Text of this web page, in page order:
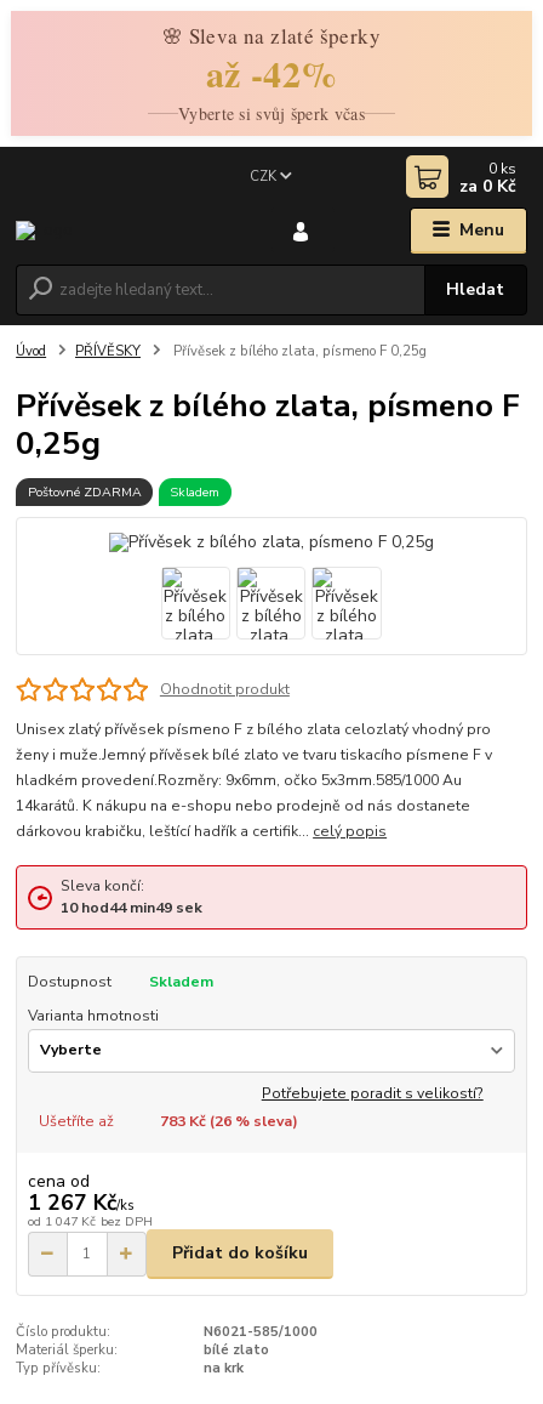
🌸 Sleva na zlaté šperky
až -42%
Vyberte si svůj šperk včas
Menu
CZK
Hledat
0 ks
za 0 Kč
Úvod PŘÍVĚSKY Přívěsek z bílého zlata, písmeno F 0,25g
Přívěsek z bílého zlata, písmeno F
0,25g
Poštovné ZDARMA Skladem
Ohodnotit produkt
Unisex zlatý přívěsek písmeno F z bílého zlata celozlatý vhodný pro
ženy i muže.Jemný přívěsek bílé zlato ve tvaru tiskacího písmene F v
hladkém provedení.Rozměry: 9x6mm, očko 5x3mm.585/1000 Au
14karátů. K nákupu na e-shopu nebo prodejně od nás dostanete
dárkovou krabičku, leštící hadřík a certifik... celý popis
Sleva končí:
10hod44min48sek
Dostupnost
Skladem
Varianta hmotnosti
Potřebujete poradit s velikostí?
Ušetříte až
783 Kč (26% sleva)
cena od
1 267 Kč/ks
od 1 047 Kč bez DPH
Přidat do košíku
Číslo produktu:
N6021-585/1000
Materiál šperku:
bílé zlato
Typ přívěsku:
na krk